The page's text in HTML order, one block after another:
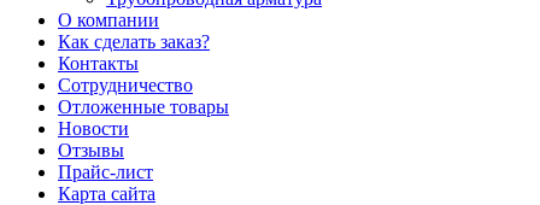
О компании
Как сделать заказ?
Контакты
Сотрудничество
Отложенные товары
Новости
Отзывы
Прайс-лист
Карта сайта